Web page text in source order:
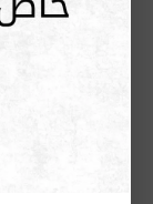
تعد غسالة
واعتمادها اليومي